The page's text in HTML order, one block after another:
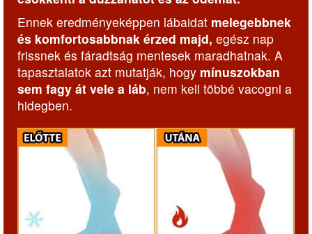
Ennek eredményeképpen lábaidat melegebbnek
és komfortosabbnak érzed majd, egész nap
frissnek és fáradtság mentesek maradhatnak. A
tapasztalatok azt mutatják, hogy mínuszokban
sem fagy át vele a láb, nem kell többé vacogni a
hidegben.